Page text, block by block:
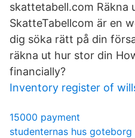
skattetabell.com Räkna
SkatteTabellcom är en
dig söka rätt på din
räkna ut hur stor din
financially?
Inventory register of
15000 payment
studenternas hus goteborg